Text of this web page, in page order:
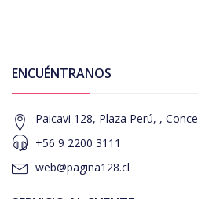
ENCUÉNTRANOS
Paicavi 128, Plaza Perú, ,
+56 9 2200 3111
web@pagina128.cl